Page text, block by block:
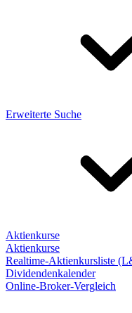
Erweiterte Suche
Aktienkurse
Aktienkurse
Realtime-Aktienkursliste
Dividendenkalender
Online-Broker-Vergleich